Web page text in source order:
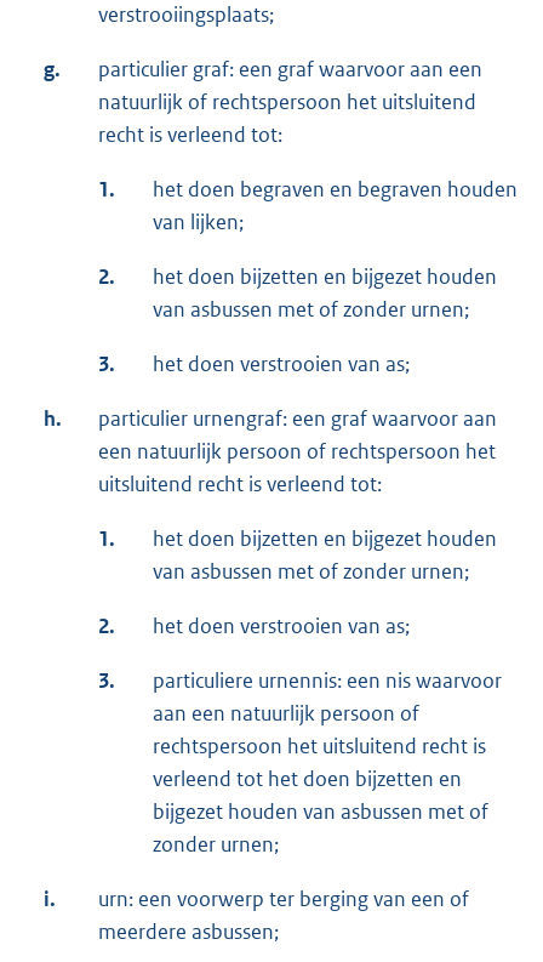
verstrooiingsplaats;
g.
particulier graf: een graf waarvoor aan een
natuurlijk of rechtspersoon het uitsluitend
recht is verleend tot:
1.
het doen begraven en begraven houden
van lijken;
2.
het doen bijzetten en bijgezet houden
van asbussen met of zonder urnen;
3. het doen verstrooien van as;
h.
particulier urnengraf: een graf waarvoor aan
een natuurlijk persoon of rechtspersoon het
uitsluitend recht is verleend tot:
1.
het doen bijzetten en bijgezet houden
van asbussen met of zonder urnen;
2. het doen verstrooien van as;
3.
particuliere urnennis: een nis waarvoor
aan een natuurlijk persoon of
rechtspersoon het uitsluitend recht is
verleend tot het doen bijzetten en
bijgezet houden van asbussen met of
zonder urnen;
i.
urn: een voorwerp ter berging van een of
meerdere asbussen;